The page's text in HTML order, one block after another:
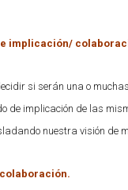
implicación/
si serán una o
de implicación de las
nuestra visión de